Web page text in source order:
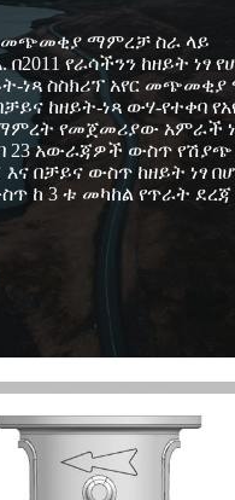
መጭመቂያ ማምረቻ ስራ ላይ
የራሳችንን ከዘይት ነፃ
ነጻ ስስክሪፕ አየር
ከዘይት-ነጻ ውሃ-የተቀባ
የመጀመሪያው አምራች
23 አውራጃዎች ውስጥ የሽያጭ
በቻይና ውስጥ ከዘይት ነፃ
ከ 3 ቱ መካከል የጥራት ደረጃ